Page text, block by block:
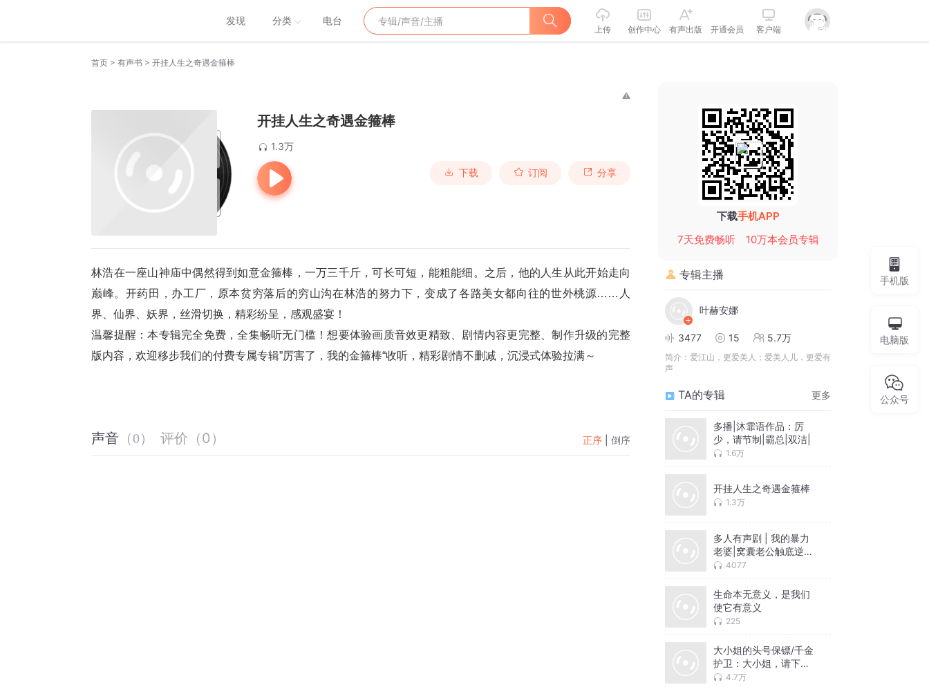
发现 分类 电台
上传 创作中心 有声出版 开通会员 客户端
首页 > 有声书 > 开挂人生之奇遇金箍棒
开挂人生之奇遇金箍棒
1.3万
下载 订阅 分享
林浩在一座山神庙中偶然得到如意金箍棒，一万三千斤，可长可短，能粗能细。 之后，他的人生从此开始走向
巅峰。开药田，办工厂，原本贫穷落后的穷山沟在林浩的努力下，变成了各路美女都向往的世外桃源…… 人
界、仙界、妖界，丝滑切换，精彩纷呈，感观盛宴！
温馨提醒：本专辑完全免费，全集畅听无门槛！想要体验画质音效更精致、剧情内容更完整、制作升级的完整
版内容，欢迎移步我们的付费专属专辑”厉害了，我的金箍棒“收听，精彩剧情不删减，沉浸式体验拉满～
声音 （0） 评价 （0 ） 正序 倒序
下载手机APP
7天免费畅听
10万本会员专辑
专辑主播
叶赫安娜
3477 15 5.7万
简介： 爱江山，更爱美人；爱美人儿，更爱有
声
TA的专辑 更多
多播|沐霏语作品：厉
少，请节制|霸总|双洁|
1.6万
开挂人生之奇遇金箍棒
1.3万
多人有声剧 | 我的暴力
老婆|窝囊老公触底逆袭
| 人妖仙的禁忌之恋
4077
生命本无意义，是我们
使它有意义
225
大小姐的头号保镖/千金
护卫：大小姐，请下
令！4.7万
手机版
电脑版
公众号